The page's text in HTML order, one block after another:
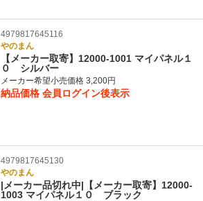
4979817645116
やのまん
【メーカー取寄】12000-1001 マイパネル１
０ シルバー
メーカー希望小売価格 3,200円
納品価格 会員ログイン後表示
4979817645130
やのまん
|メーカー品切れ中|【メーカー取寄】12000-
1003 マイパネル１０ ブラック